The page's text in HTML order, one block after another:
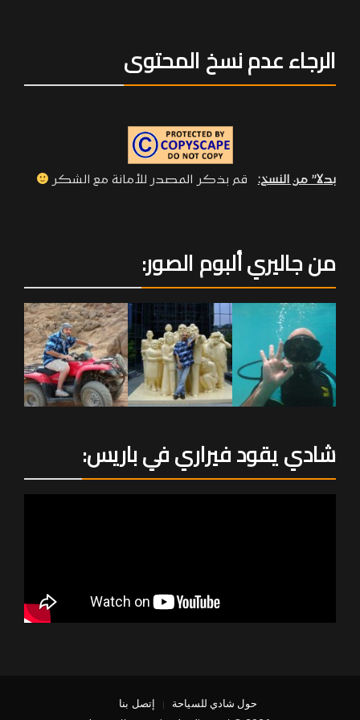
الرجاء عدم نسخ المحتوى
بدلا” من النسخ: قم بذكر المصدر للأمانة مع الشكر
من جاليري ألبوم الصور:
شادي يقود فيراري في باريس:
حول شادي للسياحة إتصل بنا